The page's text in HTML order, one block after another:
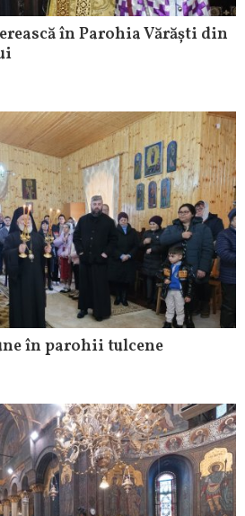
în Parohia Vărăști din
în parohii tulcene